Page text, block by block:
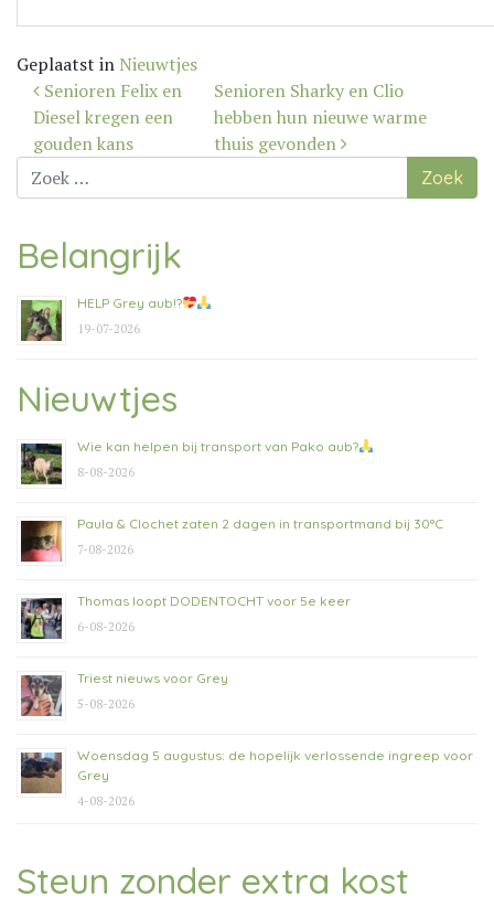
Geplaatst in Nieuwtjes
Bericht
navigatie
Senioren Felix en
Diesel kregen een
gouden kans
Senioren Sharky en Clio
hebben hun nieuwe warme
thuis gevonden
Zoek
naar:
Belangrijk
HELP Grey aub!?
19-07-2026
Nieuwtjes
Wie kan helpen bij transport van Pako aub?
8-08-2026
Paula & Clochet zaten 2 dagen in transportmand bij 30°C
7-08-2026
Thomas loopt DODENTOCHT voor 5e keer
6-08-2026
Triest nieuws voor Grey
5-08-2026
Woensdag 5 augustus: de hopelijk verlossende ingreep voor
Grey
4-08-2026
Steun zonder extra kost